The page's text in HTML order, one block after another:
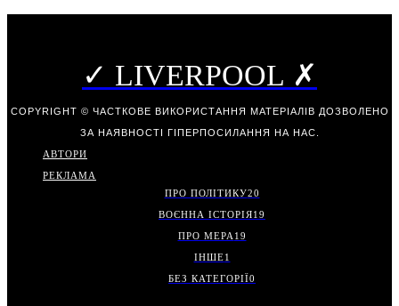
✓ LIVERPOOL ✗
COPYRIGHT © ЧАСТКОВЕ ВИКОРИСТАННЯ МАТЕРІАЛІВ ДОЗВОЛЕНО
ЗА НАЯВНОСТІ ГІПЕРПОСИЛАННЯ НА НАС.
АВТОРИ
РЕКЛАМА
ПРО ПОЛІТИКУ20
ВОЄННА ІСТОРІЯ19
ПРО МЕРА 19
ІНШЕ1
БЕЗ КАТЕГОРІЇ0